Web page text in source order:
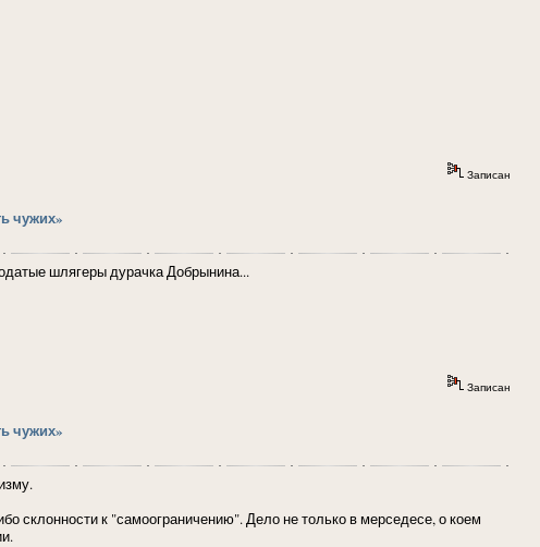
Записан
чужих»
шлягеры дурачка Добрынина...
Записан
чужих»
склонности к "самоограничению". Дело не только в мерседесе, о коем